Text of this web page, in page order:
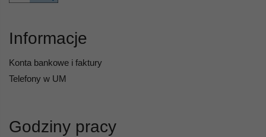
Informacje
Konta bankowe i faktury
Telefony w UM
Godziny pracy